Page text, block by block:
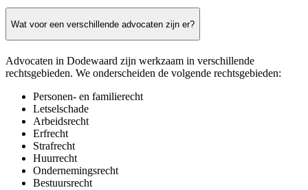
Wat voor een verschillende advocaten zijn er?
Advocaten in Dodewaard zijn werkzaam in verschillende
rechtsgebieden. We onderscheiden de volgende rechtsgebieden:
Personen- en familierecht
Letselschade
Arbeidsrecht
Erfrecht
Strafrecht
Huurrecht
Ondernemingsrecht
Bestuursrecht